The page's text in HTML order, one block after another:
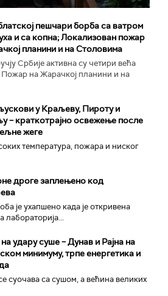
пешчари борба са ватром
и са копна; Локализован пожар
планини и на Столовима
Србије активна су четири већа
на Жарачкој планини и на
у Краљеву, Пироту и
– краткотрајно освежење после
жеге
температура, пожара и ниског
дроге заплењено код
је ухапшено када је откривена
лабораторија...
удару суше – Дунав и Рајна на
минимуму, трпе енергетика и
суочава са сушом, а већина великих